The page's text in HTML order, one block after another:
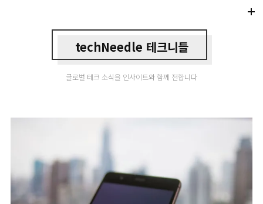
techNeedle 테크니들
글로벌 테크 소식을 인사이트와 함께 전합니다